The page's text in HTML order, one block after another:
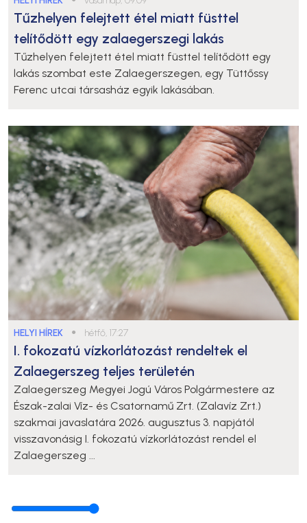
Tűzhelyen felejtett étel miatt füsttel
telítődött egy zalaegerszegi lakás
Tűzhelyen felejtett étel miatt füsttel telítődött egy
lakás szombat este Zalaegerszegen, egy Tüttőssy
Ferenc utcai társasház egyik lakásában.
HELYI HÍREK ● hétfő, 17:27
I. fokozatú vízkorlátozást rendeltek el
Zalaegerszeg teljes területén
Zalaegerszeg Megyei Jogú Város Polgármestere az
Észak-zalai Víz- és Csatornamű Zrt. (Zalavíz Zrt.)
szakmai javaslatára 2026. augusztus 3. napjától
visszavonásig I. fokozatú vízkorlátozást rendel el
Zalaegerszeg ...